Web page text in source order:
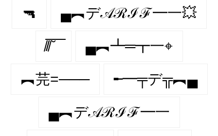
🔫 ▄︻デ𝒜ℛℐℱ━一💥
̸/̸̅̅ ̆̅ ̅̅ ̅̅ ▄︻┻═┳一⌖
︻芫=─── ╾━╤デ╦︻▄
▄︻デ𝒜ℛℐℱ━一